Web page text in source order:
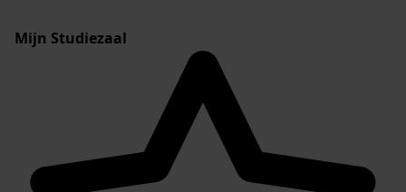
Mijn Studiezaal